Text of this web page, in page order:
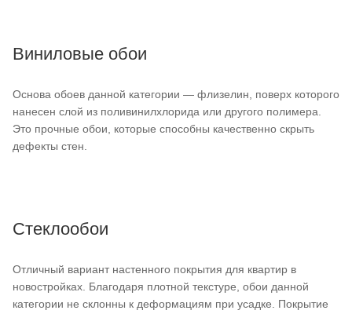
Виниловые обои
Основа обоев данной категории — флизелин, поверх которого
нанесен слой из поливинилхлорида или другого полимера.
Это прочные обои, которые способны качественно скрыть
дефекты стен.
Стеклообои
Отличный вариант настенного покрытия для квартир в
новостройках. Благодаря плотной текстуре, обои данной
категории не склонны к деформациям при усадке. Покрытие